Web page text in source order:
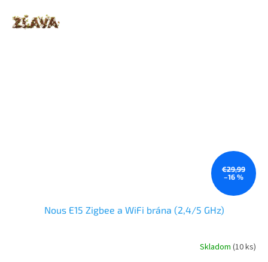
€29,99
–16 %
Nous E15 Zigbee a WiFi brána (2,4/5 GHz)
Skladom (10 ks)